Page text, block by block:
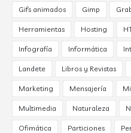
Gifs animados Gimp
Herramientas Hosting
Infografía Informática
Landete Libros y Revistas
Marketing Mensajería
Multimedia Naturaleza
Ofimática Particiones